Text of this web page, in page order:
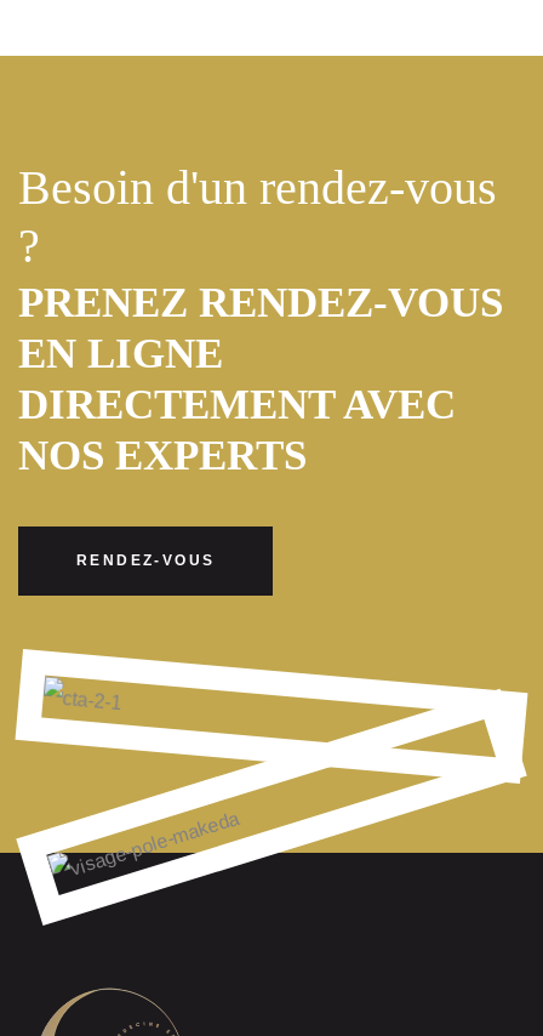
Besoin d'un rendez-vous
?
PRENEZ RENDEZ-VOUS
EN LIGNE
DIRECTEMENT AVEC
NOS EXPERTS
RENDEZ-VOUS